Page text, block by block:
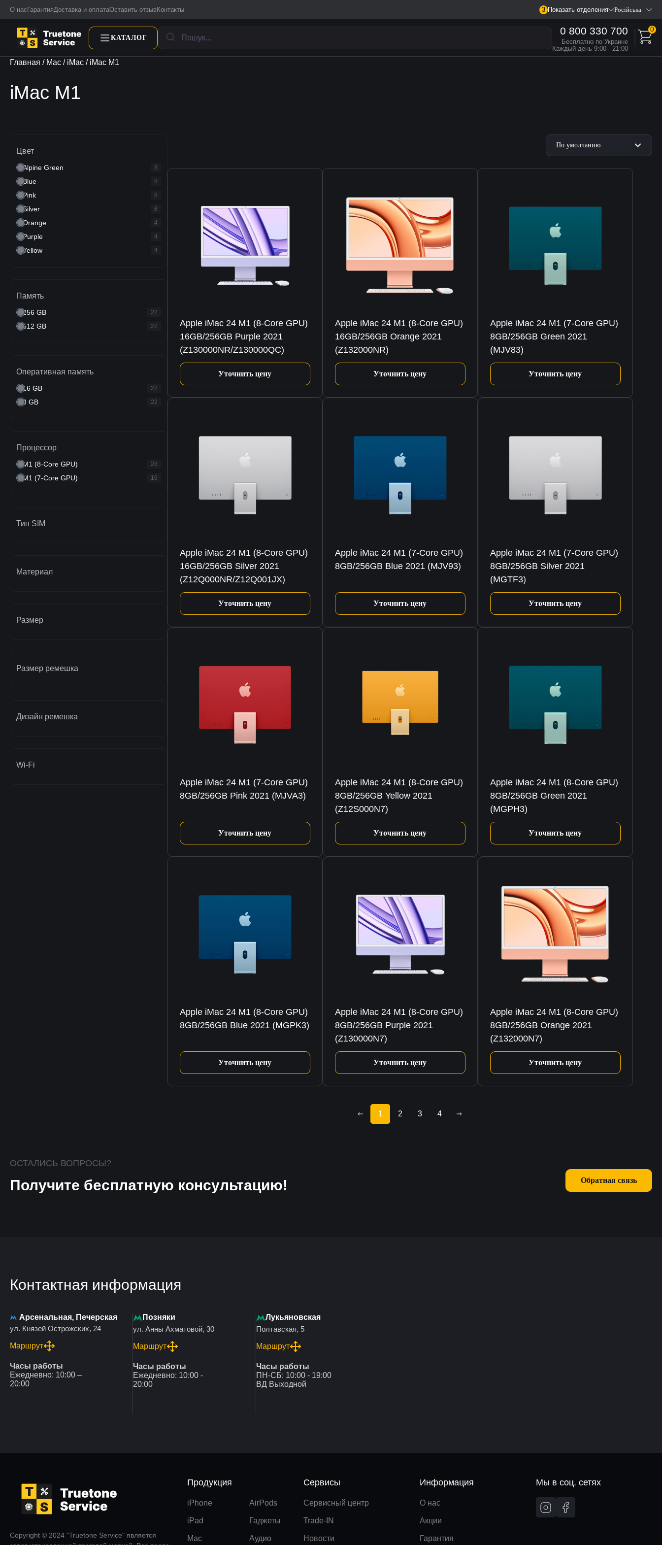
О нас ГарантияДоставка и оплатаОставить отзыв Контакты 3 Показать отделения Російська
КАТАЛОГ
0 800 330 700
Бесплатно по Украине
Каждый день 9:00 - 21:00
0
Главная / Mac / iMac / iMac M1
iMac M1
Цвет
Alpine Green 8
Blue 8
Pink 8
Silver 8
Orange 4
Purple 4
Yellow 4
Память
256 GB 22
512 GB 22
Оперативная память
16 GB 22
8 GB 22
Процессор
M1 (8-Core GPU) 28
M1 (7-Core GPU) 16
Тип SIM
Материал
Размер
Размер ремешка
Дизайн ремешка
Wi-Fi
Apple iMac 24 M1 (8-Core GPU)
16GB/256GB Purple 2021
(Z130000NR/Z130000QC)
Уточнить цену
Apple iMac 24 M1 (8-Core GPU)
16GB/256GB Orange 2021
(Z132000NR)
Уточнить цену
Apple iMac 24 M1 (7-Core GPU)
8GB/256GB Green 2021
(MJV83)
Уточнить цену
Apple iMac 24 M1 (8-Core GPU)
16GB/256GB Silver 2021
(Z12Q000NR/Z12Q001JX)
Уточнить цену
Apple iMac 24 M1 (7-Core GPU)
8GB/256GB Blue 2021 (MJV93)
Уточнить цену
Apple iMac 24 M1 (7-Core GPU)
8GB/256GB Silver 2021
(MGTF3)
Уточнить цену
Apple iMac 24 M1 (7-Core GPU)
8GB/256GB Pink 2021 (MJVA3)
Уточнить цену
Apple iMac 24 M1 (8-Core GPU)
8GB/256GB Yellow 2021
(Z12S000N7)
Уточнить цену
Apple iMac 24 M1 (8-Core GPU)
8GB/256GB Green 2021
(MGPH3)
Уточнить цену
Apple iMac 24 M1 (8-Core GPU)
8GB/256GB Blue 2021 (MGPK3)
Уточнить цену
Apple iMac 24 M1 (8-Core GPU)
8GB/256GB Purple 2021
(Z130000N7)
Уточнить цену
Apple iMac 24 M1 (8-Core GPU)
8GB/256GB Orange 2021
(Z132000N7)
Уточнить цену
1 2 3 4
ОСТАЛИСЬ ВОПРОСЫ?
Получите бесплатную консультацию! Обратная связь
Контактная информация
Арсенальная, Печерская
ул. Князей Острожских, 24
Маршрут
Часы работы
Ежедневно: 10:00 –
20:00
Позняки
ул. Анны Ахматовой, 30
Маршрут
Часы работы
Ежедневно: 10:00 -
20:00
Лукьяновская
Полтавская, 5
Маршрут
Часы работы
ПН-СБ: 10:00 - 19:00
ВД Выходной
Copyright © 2024 "Truetone Service" является
Продукция
iPhone
iPad
Mac
AirPods
Гаджеты
Аудио
Сервисы
Сервисный центр
Trade-IN
Новости
Информация
О нас
Акции
Гарантия
Мы в соц. сетях